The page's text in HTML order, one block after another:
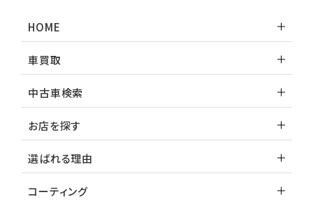
HOME
車買取
中古車検索
お店を探す
選ばれる理由
コーティング